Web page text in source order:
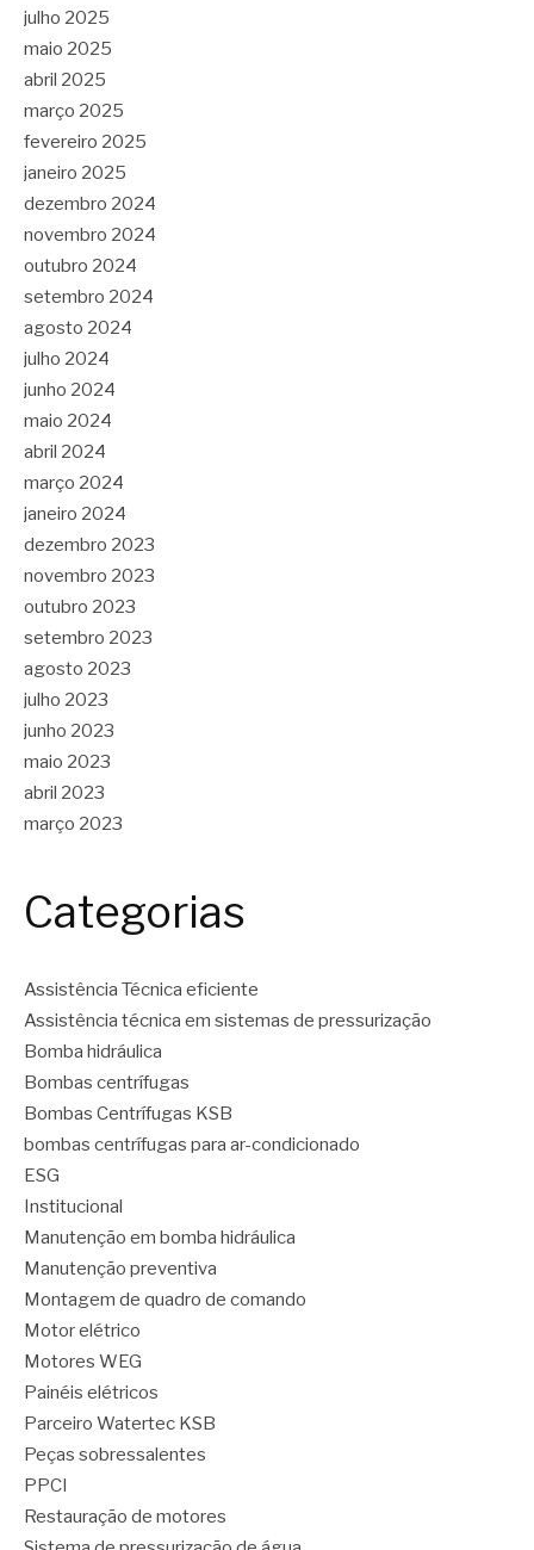
julho 2025
maio 2025
abril 2025
março 2025
fevereiro 2025
janeiro 2025
dezembro 2024
novembro 2024
outubro 2024
setembro 2024
agosto 2024
julho 2024
junho 2024
maio 2024
abril 2024
março 2024
janeiro 2024
dezembro 2023
novembro 2023
outubro 2023
setembro 2023
agosto 2023
julho 2023
junho 2023
maio 2023
abril 2023
março 2023
Categorias
Assistência Técnica eficiente
Assistência técnica em sistemas de pressurização
Bomba hidráulica
Bombas centrífugas
Bombas Centrífugas KSB
bombas centrífugas para ar-condicionado
ESG
Institucional
Manutenção em bomba hidráulica
Manutenção preventiva
Montagem de quadro de comando
Motor elétrico
Motores WEG
Painéis elétricos
Parceiro Watertec KSB
Peças sobressalentes
PPCI
Restauração de motores